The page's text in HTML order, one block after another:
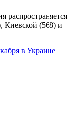
Киевской (568) и
в Украине